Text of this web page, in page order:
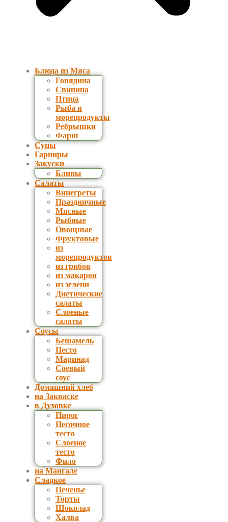
Блюда из Мяса
Говядина
Свинина
Птица
Рыба и
морепродукты
Ребрышки
Фарш
Супы
Гарниры
Закуски
Блины
Салаты
Винегреты
Праздничные
Мясные
Рыбные
Овощные
Фруктовые
из
морепродуктов
из грибов
из макарон
из зелени
Диетические
салаты
Слоеные
салаты
Соусы
Бешамель
Песто
Маринад
Соевый
соус
Домашний хлеб
на Закваске
в Духовке
Пирог
Песочное
тесто
Слоеное
тесто
Фило
на Мангале
Сладкое
Печенье
Торты
Шоколад
Халва